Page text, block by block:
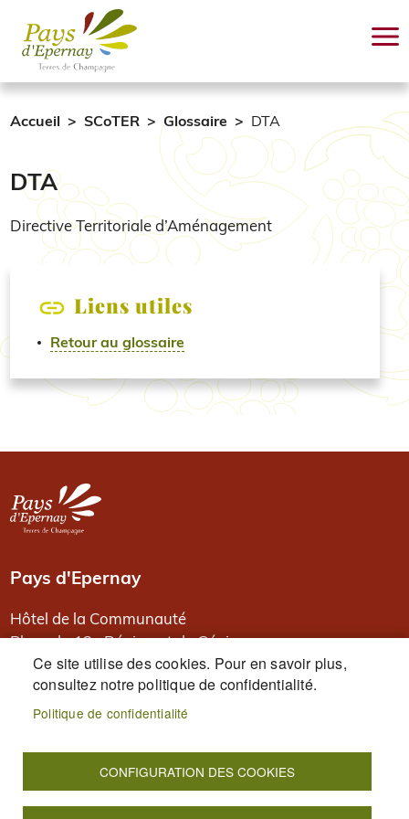
Accueil SCoTER Glossaire DTA
DTA
Directive Territoriale d’Aménagement
Liens utiles
Retour au glossaire
Image
Pays d'Epernay
Hôtel de la Communauté
Place du 13e Régiment de Génie
BP 80526
51331 Epernay
PIED DE PAGE
Données personnelles Accessibilité : Non conforme
S'identifier
Ce site utilise des cookies. Pour en savoir plus,
consultez notre politique de confidentialité.
Politique de confidentialité
CONFIGURATION DES COOKIES